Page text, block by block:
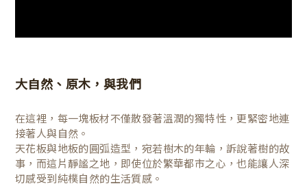
大自然、原木，與我們
在這裡，每一塊板材不僅散發著溫潤的獨特性，更緊密地連
接著人與自然。
天花板與地板的圓弧造型，宛若樹木的年輪，訴說著樹的故
事，而這片靜謐之地，即使位於繁華都市之心，也能讓人深
切感受到純樸自然的生活質感。